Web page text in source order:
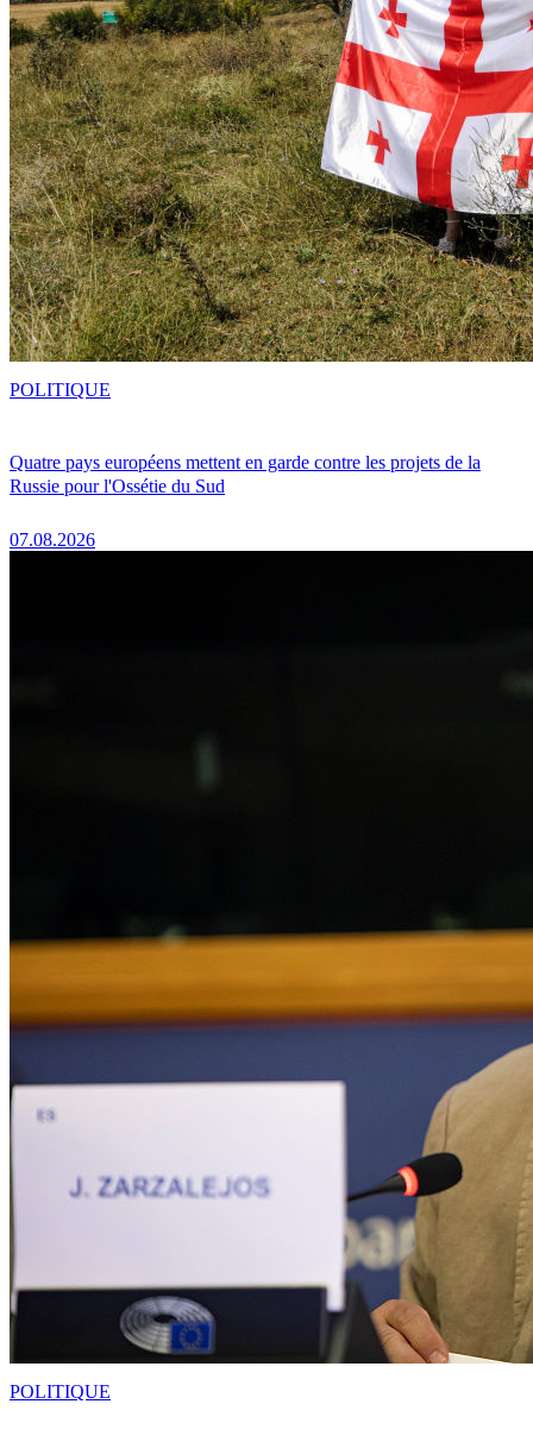
Quatre pays européens mettent en garde contre les projets de la
Russie pour l'Ossétie du Sud
07.08.2026
POLITIQUE
POLITIQUE